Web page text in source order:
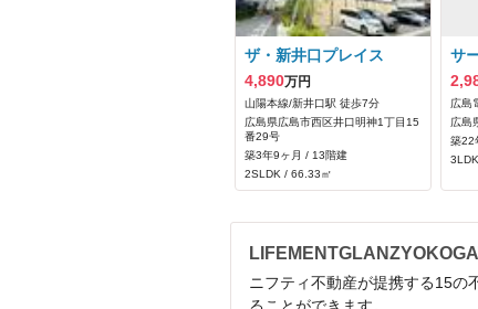
ザ・新井口プレイス
4,890万円
山陽本線/新井口駅 徒歩7分
広島県広島市西区井口明神1丁目15
番29号
築3年9ヶ月 / 13階建
2SLDK / 66.33㎡
サ
広島
広島
築22
ニフティ不動産が提携する15の